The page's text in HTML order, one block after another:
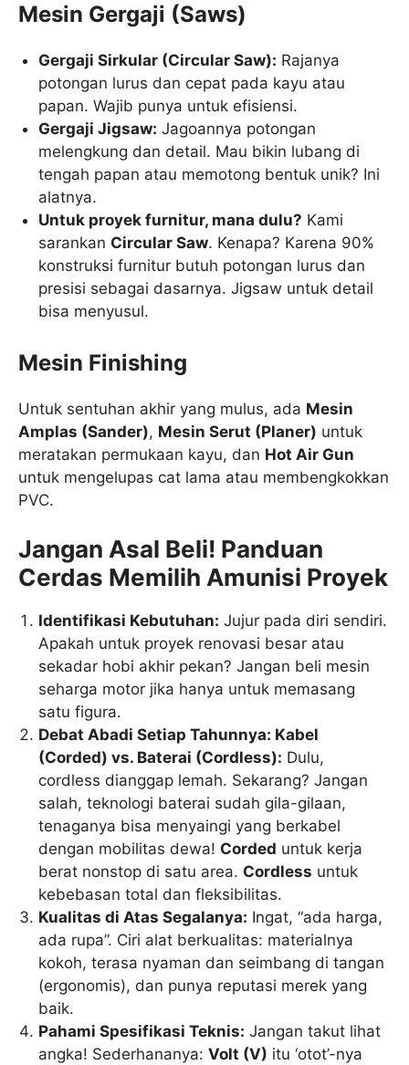
Mesin Gergaji (Saws)
Gergaji Sirkular (Circular Saw): Rajanya
potongan lurus dan cepat pada kayu atau
papan. Wajib punya untuk efisiensi.
Gergaji Jigsaw: Jagoannya potongan
melengkung dan detail. Mau bikin lubang di
tengah papan atau memotong bentuk unik? Ini
alatnya.
Untuk proyek furnitur, mana dulu? Kami
sarankan Circular Saw. Kenapa? Karena 90%
konstruksi furnitur butuh potongan lurus dan
presisi sebagai dasarnya. Jigsaw untuk detail
bisa menyusul.
Mesin Finishing
Untuk sentuhan akhir yang mulus, ada Mesin
Amplas (Sander), Mesin Serut (Planer) untuk
meratakan permukaan kayu, dan Hot Air Gun
untuk mengelupas cat lama atau membengkokkan
PVC.
Jangan Asal Beli! Panduan
Cerdas Memilih Amunisi Proyek
Identifikasi Kebutuhan: Jujur pada diri sendiri.
Apakah untuk proyek renovasi besar atau
sekadar hobi akhir pekan? Jangan beli mesin
seharga motor jika hanya untuk memasang
satu figura.
Debat Abadi Setiap Tahunnya: Kabel
(Corded) vs. Baterai (Cordless): Dulu,
cordless dianggap lemah. Sekarang? Jangan
salah, teknologi baterai sudah gila-gilaan,
tenaganya bisa menyaingi yang berkabel
dengan mobilitas dewa! Corded untuk kerja
berat nonstop di satu area. Cordless untuk
kebebasan total dan fleksibilitas.
Kualitas di Atas Segalanya: Ingat, “ada harga,
ada rupa”. Ciri alat berkualitas: materialnya
kokoh, terasa nyaman dan seimbang di tangan
(ergonomis), dan punya reputasi merek yang
baik.
Pahami Spesifikasi Teknis: Jangan takut lihat
angka! Sederhananya:Volt (V) itu ‘otot’-nya